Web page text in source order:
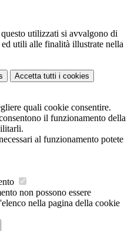
utilizzati si avvalgono di
utili alle finalità illustrate nella
Accetta tutti i cookies
quali cookie consentire.
il funzionamento della
al funzionamento potete
non possono essere
nella pagina della cookie